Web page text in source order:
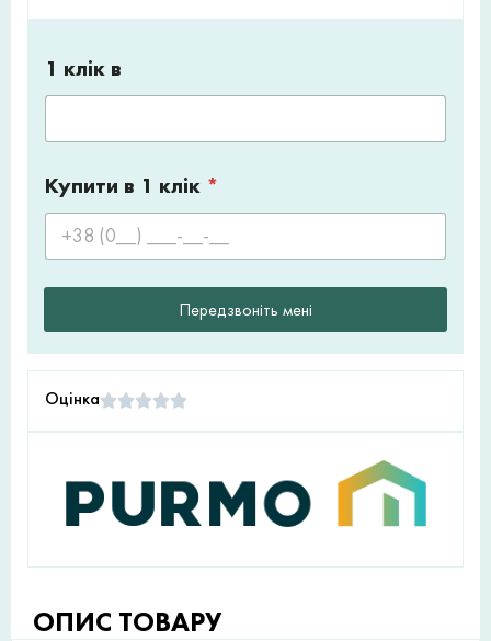
1 клік в
Купити в 1 клік *
Передзвоніть мені
Оцінка
ОПИС ТОВАРУ